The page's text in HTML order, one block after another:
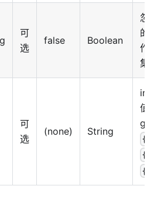
可
选
false Boolean
忽
的
作
集
可
选
(none) String
值